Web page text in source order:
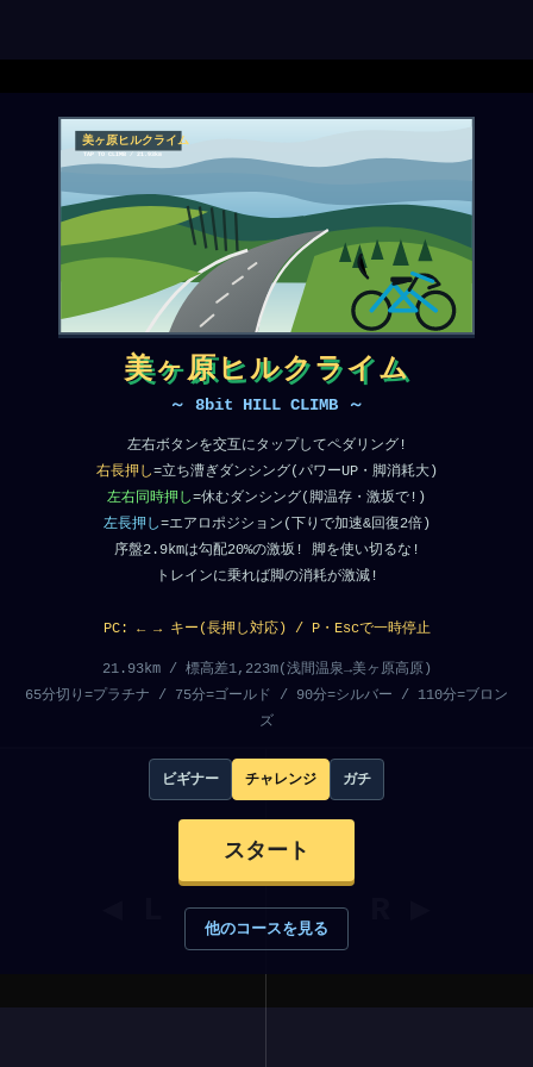
美ヶ原ヒルクライム
～ 8bit HILL CLIMB ～
左右ボタンを交互にタップしてペダリング!
右長押し=立ち漕ぎダンシング(パワーUP・脚消耗大)
左右同時押し=休むダンシング(脚温存・激坂で!)
左長押し=エアロポジション(下りで加速&回復2倍)
序盤2.9kmは勾配20%の激坂! 脚を使い切るな!
トレインに乗れば脚の消耗が激減!
PC: ← → キー(長押し対応) / P・Escで一時停止
21.93km / 標高差1,223m(浅間温泉→美ヶ原高原)
65分切り=プラチナ / 75分=ゴールド / 90分=シルバー / 110分=ブロン
ズ
ビギナー チャレンジ ガチ
スタート
他のコースを見る